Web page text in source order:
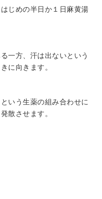
じめの半日か１日麻黄湯
一方、汗は出ないという
に向きます。
いう生薬の組み合わせに
散させます。